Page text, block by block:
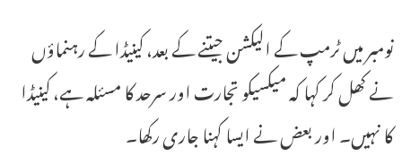
نومبر میں ٹرمپ کے الیکشن جیتنے کے بعد، کینیڈا کے رہنماؤں
نے کھل کر کہا کہ میکسیکو تجارت اور سرحد کا مسئلہ ہے، کینیڈا
کا نہیں۔ اور بعض نے ایسا کہنا جاری رکھا۔